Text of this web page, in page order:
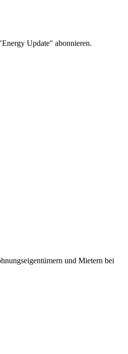
Update" abonnieren.
und Mietern bei